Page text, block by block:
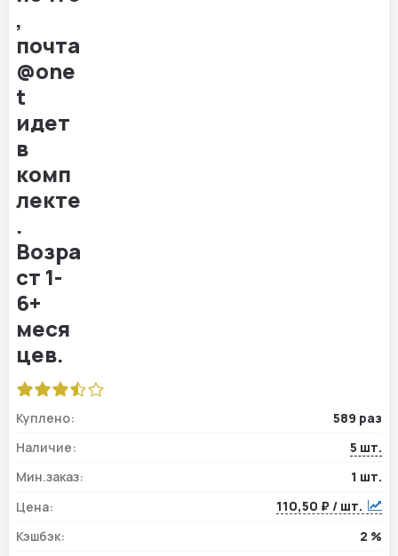
Куплено:
589 раз
Наличие:
5 шт.
Мин.заказ:
1 шт.
Цена:
110,50 ₽ / шт.
Кэшбэк:
2 %